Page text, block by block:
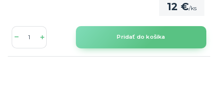
12 €/ks
Pridať do košíka